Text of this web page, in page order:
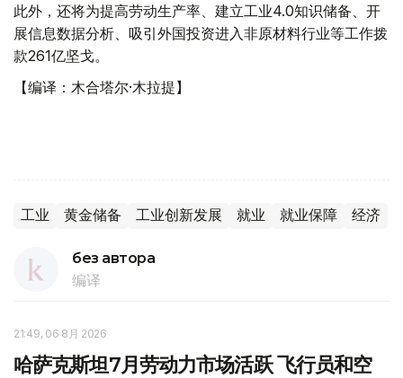
此外，还将为提高劳动生产率、建立工业4.0知识储备、开
展信息数据分析、吸引外国投资进入非原材料行业等工作拨
款261亿坚戈。
【编译：木合塔尔·木拉提】
工业 黄金储备 工业创新发展 就业 就业保障 经济
без автора
编译
21:49, 06 8月 2026
哈萨克斯坦7月劳动力市场活跃 飞行员和空